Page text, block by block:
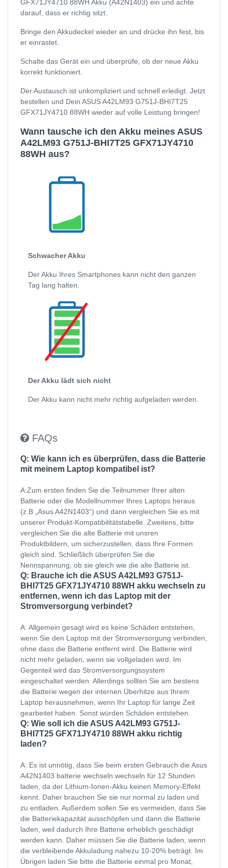
GFX71JY4710 88WH Akku (A42N1403) ein und achte
darauf, dass er richtig sitzt.
Bringe den Akkudeckel wieder an und drücke ihn fest, bis
er einrastet.
Schalte das Gerät ein und überprüfe, ob der neue Akku
korrekt funktioniert.
Der Austausch ist unkompliziert und schnell erledigt. Jetzt
bestellen und Dein ASUS A42LM93 G751J-BHI7T25
GFX71JY4710 88WH wieder auf volle Leistung bringen!
Wann tausche ich den Akku meines ASUS
A42LM93 G751J-BHI7T25 GFX71JY4710
88WH aus?
Schwacher Akku
Der Akku Ihres Smartphones kann nicht den ganzen
Tag lang halten.
Der Akku lädt sich nicht
Der Akku kann nicht mehr richtig aufgeladen werden.
FAQs
Q: Wie kann ich es überprüfen, dass die Batterie
mit meinem Laptop kompatibel ist?
A:Zum ersten finden Sie die Teilnummer Ihrer alten
Batterie oder die Modellnummer Ihres Laptops heraus
(z.B „Asus A42N1403“) und dann vergleichen Sie es mit
unserer Produkt-Kompatibilitätstabelle. Zweitens, bitte
vergleichen Sie die alte Batterie mit unsren
Produktbildern, um sicherzustellen, dass Ihre Formen
gleich sind. Schließlich überprüfen Sie die
Nennspannung, ob sie gleich wie die alte Batterie ist.
Q: Brauche ich die ASUS A42LM93 G751J-
BHI7T25 GFX71JY4710 88WH akku wechseln zu
entfernen, wenn ich das Laptop mit der
Stromversorgung verbindet?
A: Allgemein gesagt wird es keine Schäden entstehen,
wenn Sie den Laptop mit der Stromversorgung verbinden,
ohne dass die Batterie entfernt wird. Die Batterie wird
nicht mehr geladen, wenn sie vollgeladen wird. Im
Gegenteil wird das Stromversorgungssystem
eingeschaltet werden. Allerdings sollten Sie am bestens
die Batterie wegen der internen Überhitze aus Ihrem
Laptop herausnehmen, wenn Ihr Laptop für lange Zeit
gearbeitet haben. Sonst würden Schäden entstehen.
Q: Wie soll ich die ASUS A42LM93 G751J-
BHI7T25 GFX71JY4710 88WH akku richtig
laden?
A: Es ist unnötig, dass Sie beim ersten Gebrauch die Asus
A42N1403 batterie wechseln wechseln für 12 Stunden
laden, da der Lithium-Ionen-Akku keinen Memory-Effekt
kennt. Daher brauchen Sie sie nur normal zu laden und
zu entladen. Außerdem sollen Sie es vermeiden, dass Sie
die Batteriekapazität ausschöpfen und dann die Batterie
laden, weil dadurch Ihre Batterie erheblich geschädigt
werden kann. Daher müssen Sie die Batterie laden, wenn
die verbleibende Akkuladung nahezu 10-20% beträgt. Im
Übrigen laden Sie bitte die Batterie einmal pro Monat,